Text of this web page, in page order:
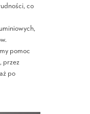
co
pomoc
przez
po